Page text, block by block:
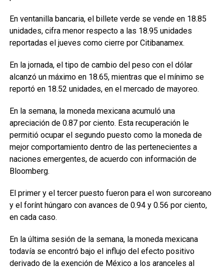
En ventanilla bancaria, el billete verde se vende en 18.85
unidades, cifra menor respecto a las 18.95 unidades
reportadas el jueves como cierre por Citibanamex.
En la jornada, el tipo de cambio del peso con el dólar
alcanzó un máximo en 18.65, mientras que el mínimo se
reportó en 18.52 unidades, en el mercado de mayoreo.
En la semana, la moneda mexicana acumuló una
apreciación de 0.87 por ciento. Esta recuperación le
permitió ocupar el segundo puesto como la moneda de
mejor comportamiento dentro de las pertenecientes a
naciones emergentes, de acuerdo con información de
Bloomberg.
El primer y el tercer puesto fueron para el won surcoreano
y el forínt húngaro con avances de 0.94 y 0.56 por ciento,
en cada caso.
En la última sesión de la semana, la moneda mexicana
todavía se encontró bajo el influjo del efecto positivo
derivado de la exención de México a los aranceles al